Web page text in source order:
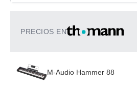
PRECIOS EN
M-Audio Hammer 88